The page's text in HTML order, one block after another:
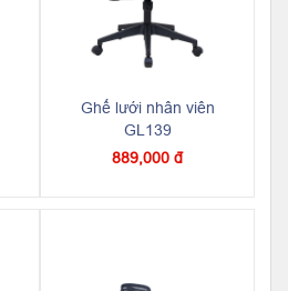
Ghế lưới nhân viên
GL139
889,000 đ